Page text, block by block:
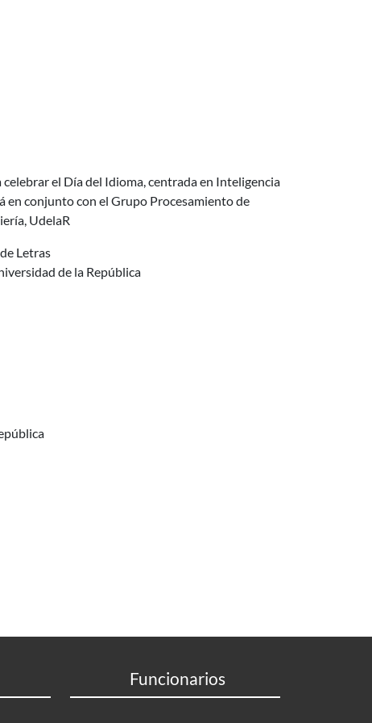
el Día del Idioma, centrada en Inteligencia
en conjunto con el Grupo Procesamiento de
UdelaR
Letras
de la República
Funcionarios